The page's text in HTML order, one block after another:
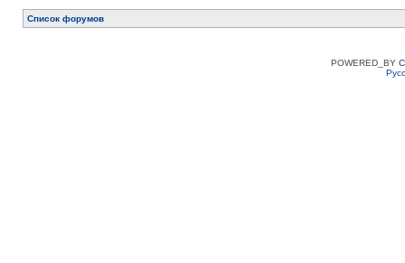
Список форумов
POWERED_BY